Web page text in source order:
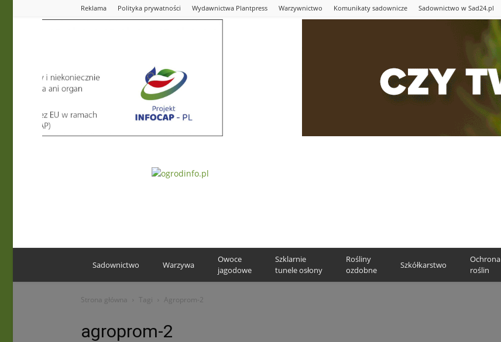
Reklama Polityka prywatności Wydawnictwa Plantpress Warzywnictwo Komunikaty sadownicze Sadownictwo w Sad24.pl
Sadownictwo Warzywa
Owoce
jagodowe
Szklarnie
tunele osłony
Rośliny
ozdobne
Szkółkarstwo
Ochrona
roślin
Strona główna Tagi Agroprom-2
agroprom-2